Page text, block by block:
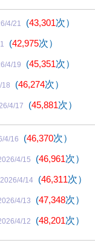
4/21 (43,301次）
(42,975次）
4/19 (45,351次）
18 (46,274次）
4/17 (45,881次）
4/16 (46,370次）
4/15 (46,961次）
2026/4/14 (46,311次）
4/13 (47,348次）
4/12 (48,201次）